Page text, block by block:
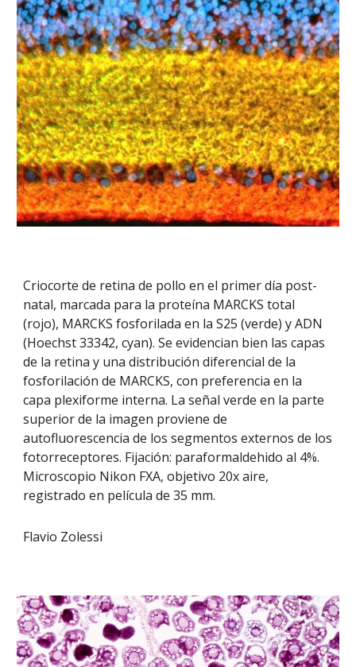
Criocorte de retina de pollo en el primer día post-
natal, marcada para la proteína MARCKS total
(rojo), MARCKS fosforilada en la S25 (verde) y ADN
(Hoechst 33342, cyan). Se evidencian bien las capas
de la retina y una distribución diferencial de la
fosforilación de MARCKS, con preferencia en la
capa plexiforme interna. La señal verde en la parte
superior de la imagen proviene de
autofluorescencia de los segmentos externos de los
fotorreceptores. Fijación: paraformaldehido al 4%.
Microscopio Nikon FXA, objetivo 20x aire,
registrado en película de 35 mm.
Flavio Zolessi